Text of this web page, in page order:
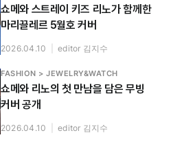
쇼메와 스트레이 키즈 리노가 함께한
마리끌레르 5월호 커버
2026.04.10 editor 김지수
FASHION > JEWELRY&WATCH
쇼메와 리노의 첫 만남을 담은 무빙
커버 공개
2026.04.10 editor 김지수